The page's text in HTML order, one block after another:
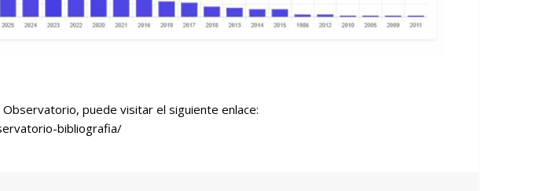
puede visitar el siguiente enlace:
bibliografia/